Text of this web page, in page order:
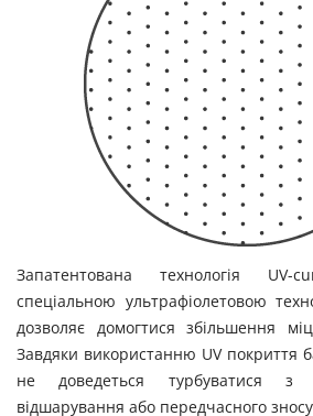
Запатентована технологія UV-
спеціальною ультрафіолетовою
дозволяє домогтися збільшення
Завдяки використанню UV покриття
не доведеться турбуватися з
відшарування або передчасного